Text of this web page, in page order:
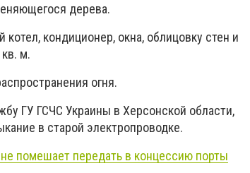
дерева.
котел, кондиционер, окна, облицовку стен и
м.
огня.
ГУ ГСЧС Украины в Херсонской области,
в старой электропроводке.
помешает передать в концессию порты